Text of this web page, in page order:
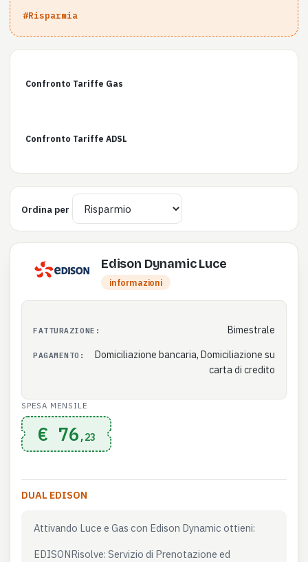
#Risparmia
Confronto Tariffe Gas
Confronto Tariffe ADSL
Ordina per
Edison Dynamic Luce
informazioni
FATTURAZIONE: Bimestrale
PAGAMENTO:
Domiciliazione bancaria, Domiciliazione su
carta di credito
SPESA MENSILE
€ 76 ,23
DUAL EDISON
Attivando Luce e Gas con Edison Dynamic ottieni:
EDISONRisolve: Servizio di Prenotazione ed